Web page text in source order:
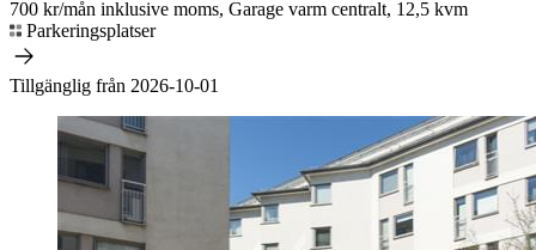
700 kr/mån inklusive moms, Garage varm centralt, 12,5 kvm
Parkeringsplatser
Tillgänglig från 2026-10-01